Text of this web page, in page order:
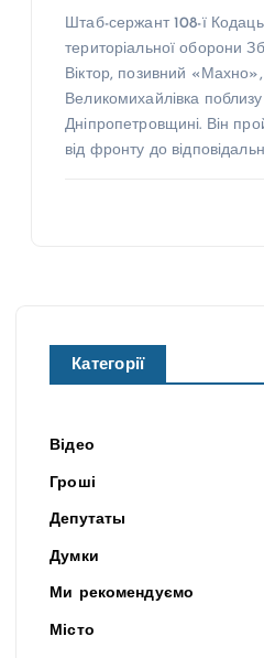
Штаб-сержант 108-ї
територіальної оборони
Віктор, позивний
Великомихайлівка
Дніпропетровщині. Він
від фронту до
Категорії
Відео
Гроші
Депутаты
Думки
Ми рекомендуємо
Місто